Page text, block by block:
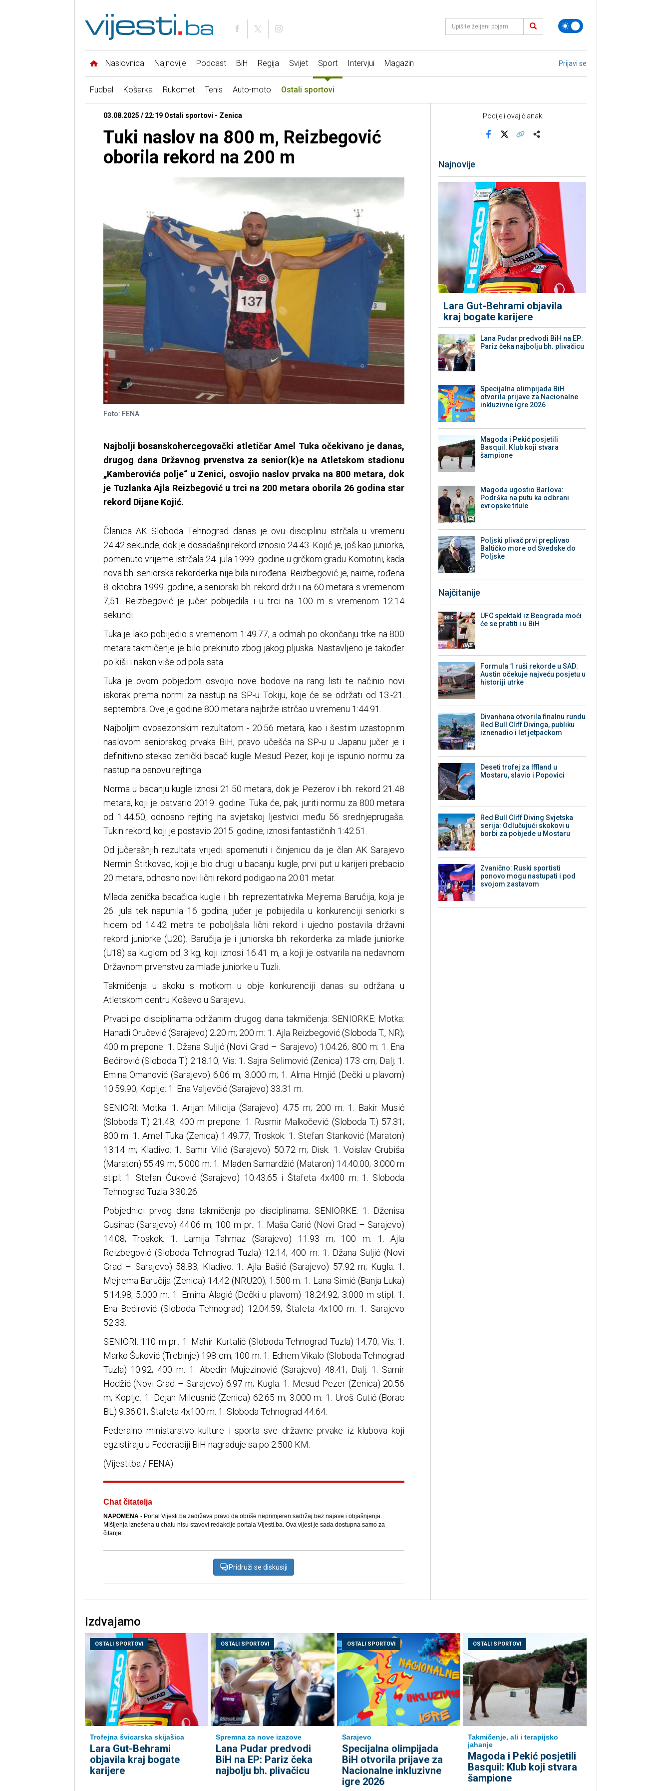
Naslovnica Najnovije Podcast BiH Regija Svijet Sport Intervjui Magazin Prijavi se
Fudbal Košarka Rukomet Tenis Auto-moto Ostali sportovi
03.08.2025 / 22:19 Ostali sportovi - Zenica
Tuki naslov na 800 m, Reizbegović
oborila rekord na 200 m
Foto: FENA
Najbolji bosanskohercegovački atletičar Amel Tuka očekivano je danas,
drugog dana Državnog prvenstva za senior(k)e na Atletskom stadionu
„Kamberovića polje“ u Zenici, osvojio naslov prvaka na 800 metara, dok
je Tuzlanka Ajla Reizbegović u trci na 200 metara oborila 26 godina star
rekord Dijane Kojić.
Članica AK Sloboda Tehnograd danas je ovu disciplinu istrčala u vremenu
24.42 sekunde, dok je dosadašnji rekord iznosio 24.43. Kojić je, još kao juniorka,
pomenuto vrijeme istrčala 24. jula 1999. godine u grčkom gradu Komotini, kada
nova bh. seniorska rekorderka nije bila ni rođena. Reizbegović je, naime, rođena
8. oktobra 1999. godine, a seniorski bh. rekord drži i na 60 metara s vremenom
7,51. Reizbegović je jučer pobijedila i u trci na 100 m s vremenom 12.14
sekundi
Tuka je lako pobijedio s vremenom 1:49.77, a odmah po okončanju trke na 800
metara takmičenje je bilo prekinuto zbog jakog pljuska. Nastavljeno je također
po kiši i nakon više od pola sata.
Tuka je ovom pobjedom osvojio nove bodove na rang listi te načinio novi
iskorak prema normi za nastup na SP-u Tokiju, koje će se održati od 13.-21.
septembra. Ove je godine 800 metara najbrže istrčao u vremenu 1:44.91.
Najboljim ovosezonskim rezultatom - 20.56 metara, kao i šestim uzastopnim
naslovom seniorskog prvaka BiH, pravo učešća na SP-u u Japanu jučer je i
definitivno stekao zenički bacač kugle Mesud Pezer, koji je ispunio normu za
nastup na osnovu rejtinga.
Norma u bacanju kugle iznosi 21.50 metara, dok je Pezerov i bh. rekord 21.48
metara, koji je ostvario 2019. godine. Tuka će, pak, juriti normu za 800 metara
od 1:44.50, odnosno rejting na svjetskoj ljestvici među 56 srednjeprugaša.
Tukin rekord, koji je postavio 2015. godine, iznosi fantastičnih 1:42.51.
Od jučerašnjih rezultata vrijedi spomenuti i činjenicu da je član AK Sarajevo
Nermin Štitkovac, koji je bio drugi u bacanju kugle, prvi put u karijeri prebacio
20 metara, odnosno novi lični rekord podigao na 20.01 metar.
Mlada zenička bacačica kugle i bh. reprezentativka Mejrema Baručija, koja je
26. jula tek napunila 16 godina, jučer je pobijedila u konkurenciji seniorki s
hicem od 14.42 metra te poboljšala lični rekord i ujedno postavila državni
rekord juniorke (U20). Baručija je i juniorska bh. rekorderka za mlađe juniorke
(U18) sa kuglom od 3 kg, koji iznosi 16.41 m, a koji je ostvarila na nedavnom
Državnom prvenstvu za mlađe juniorke u Tuzli.
Takmičenja u skoku s motkom u obje konkurenciji danas su održana u
Atletskom centru Koševo u Sarajevu.
Prvaci po disciplinama održanim drugog dana takmičenja: SENIORKE: Motka:
Hanadi Oručević (Sarajevo) 2.20 m; 200 m: 1. Ajla Reizbegović (Sloboda T., NR);
400 m prepone: 1. Džana Suljić (Novi Grad – Sarajevo) 1:04.26; 800 m: 1. Ena
Bećirović (Sloboda T.) 2:18.10; Vis: 1. Sajra Selimović (Zenica) 173 cm; Dalj: 1.
Emina Omanović (Sarajevo) 6.06 m; 3.000 m; 1. Alma Hrnjić (Dečki u plavom)
10:59.90; Koplje: 1: Ena Valjevčić (Sarajevo) 33.31 m.
SENIORI: Motka: 1. Arijan Milicija (Sarajevo) 4.75 m; 200 m: 1. Bakir Musić
(Sloboda T.) 21.48; 400 m prepone: 1. Rusmir Malkočević (Sloboda T.) 57.31;
800 m: 1. Amel Tuka (Zenica) 1:49.77; Troskok: 1. Stefan Stanković (Maraton)
13.14 m; Kladivo: 1. Samir Vilić (Sarajevo) 50.72 m; Disk: 1. Voislav Grubiša
(Maraton) 55.49 m; 5.000 m: 1. Mlađen Samardžić (Mataron) 14:40.00; 3.000 m
stipl: 1. Stefan Ćuković (Sarajevo) 10:43.65 i Štafeta 4x400 m: 1. Sloboda
Tehnograd Tuzla 3:30.26.
Pobjednici prvog dana takmičenja po disciplinama: SENIORKE: 1. Dženisa
Gusinac (Sarajevo) 44.06 m; 100 m pr.: 1. Maša Garić (Novi Grad – Sarajevo)
14.08; Troskok: 1. Lamija Tahmaz (Sarajevo) 11.93 m; 100 m: 1. Ajla
Reizbegović (Sloboda Tehnograd Tuzla) 12.14; 400 m: 1. Džana Suljić (Novi
Grad – Sarajevo) 58.83; Kladivo: 1. Ajla Bašić (Sarajevo) 57.92 m; Kugla: 1.
Mejrema Baručija (Zenica) 14.42 (NRU20); 1.500 m: 1. Lana Simić (Banja Luka)
5:14.98; 5.000 m: 1. Emina Alagić (Dečki u plavom) 18:24.92; 3.000 m stipl: 1.
Ena Bećirović (Sloboda Tehnograd) 12:04.59; Štafeta 4x100 m: 1. Sarajevo
52.33.
SENIORI: 110 m pr.: 1. Mahir Kurtalić (Sloboda Tehnograd Tuzla) 14.70; Vis: 1.
Marko Šuković (Trebinje) 198 cm; 100 m: 1. Edhem Vikalo (Sloboda Tehnograd
Tuzla) 10.92; 400 m: 1. Abedin Mujezinović (Sarajevo) 48.41; Dalj: 1. Samir
Hodžić (Novi Grad – Sarajevo) 6.97 m; Kugla: 1. Mesud Pezer (Zenica) 20.56
m; Koplje: 1. Dejan Mileusnić (Zenica) 62.65 m; 3.000 m: 1. Uroš Gutić (Borac
BL) 9:36.01; Štafeta 4x100 m: 1. Sloboda Tehnograd 44.64.
Federalno ministarstvo kulture i sporta sve državne prvake iz klubova koji
egzistiraju u Federaciji BiH nagrađuje sa po 2.500 KM.
(Vijesti.ba / FENA)
Chat čitatelja
NAPOMENA- Portal Vijesti.ba zadržava pravo da obriše neprimjeren sadržaj bez najave i objašnjenja.
Mišljenja iznešena u chatu nisu stavovi redakcije portala Vijesti.ba. Ova vijest je sada dostupna samo za
čitanje.
Pridruži se diskusiji
Podijeli ovaj članak
Najnovije
Lara Gut-Behrami objavila
kraj bogate karijere
Lana Pudar predvodi BiH na EP:
Pariz čeka najbolju bh. plivačicu
Specijalna olimpijada BiH
otvorila prijave za Nacionalne
inkluzivne igre 2026
Magoda i Pekić posjetili
Basquil: Klub koji stvara
šampione
Magoda ugostio Barlova:
Podrška na putu ka odbrani
evropske titule
Poljski plivač prvi preplivao
Baltičko more od Švedske do
Poljske
Najčitanije
UFC spektakl iz Beograda moći
će se pratiti i u BiH
Formula 1 ruši rekorde u SAD:
Austin očekuje najveću posjetu u
historiji utrke
Divanhana otvorila finalnu rundu
Red Bull Cliff Divinga, publiku
iznenadio i let jetpackom
Deseti trofej za Iffland u
Mostaru, slavio i Popovici
Red Bull Cliff Diving Svjetska
serija: Odlučujući skokovi u
borbi za pobjede u Mostaru
Zvanično: Ruski sportisti
ponovo mogu nastupati i pod
svojom zastavom
Izdvajamo
OSTALI SPORTOVI
Trofejna švicarska skijašica
Lara Gut-Behrami
objavila kraj bogate
karijere
OSTALI SPORTOVI
Spremna za nove izazove
Lana Pudar predvodi
BiH na EP: Pariz čeka
najbolju bh. plivačicu
OSTALI SPORTOVI
Sarajevo
Specijalna olimpijada
BiH otvorila prijave za
Nacionalne inkluzivne
igre 2026
OSTALI SPORTOVI
Takmičenje, ali i terapijsko
jahanje
Magoda i Pekić posjetili
Basquil: Klub koji stvara
šampione